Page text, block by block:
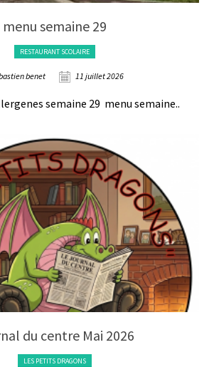
menu semaine 29
RESTAURANT SCOLAIRE
benet 11 juillet 2026
semaine 29 menu semaine..
du centre Mai 2026
LES PETITS DRAGONS